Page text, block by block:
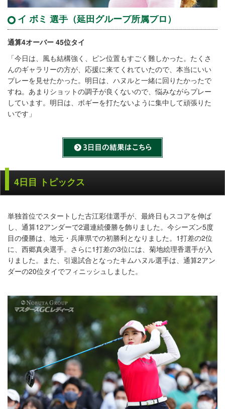
イ ボミ 選手（延田グループ所属プロ）
通算4オーバー 45位タイ
「今日は、風も結構強く、ピン位置もすごく難しかった。たくさ
んのギャラリーの方が、応援に来てくれていたので、本当にいい
プレーを見せたかった。明日は、ハヌルと一緒に回りたかったで
すね。あまりショットの調子が良くないので、悩みながらプレー
しています。明日は、ボギーを打たないように集中して頑張りた
いです」
4日目 トピックス
単独首位でスタートした古江彩佳選手が、最終日もスコアを伸ば
し、通算12アンダーで2週連続優勝を飾りました。今シーズン5度
目の優勝は、地元・兵庫県での初勝利となりました。1打差の2位
に、西郷真央選手。さらに1打差の3位には、菊地絵理香選手が入
りました。また、引退試合となったキムハヌル選手は、通算2アン
ダーの20位タイでフィニッシュしました。